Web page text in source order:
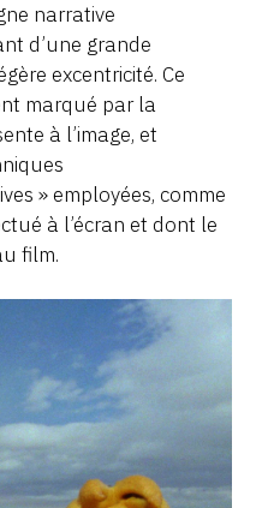
narrative
d’une grande
excentricité. Ce
marqué par la
à l’image, et
» employées, comme
à l’écran et dont le
film.